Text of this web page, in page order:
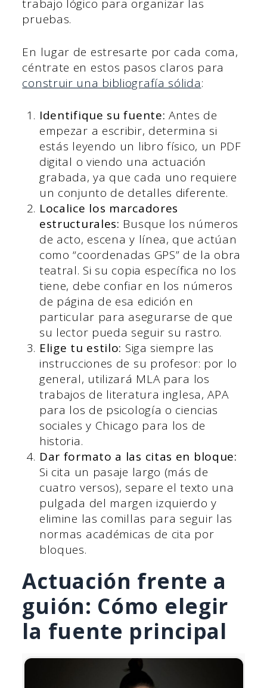
trabajo lógico para organizar las
pruebas.
En lugar de estresarte por cada coma,
céntrate en estos pasos claros para
construir una bibliografía sólida:
Identifique su fuente: Antes de
empezar a escribir, determina si
estás leyendo un libro físico, un PDF
digital o viendo una actuación
grabada, ya que cada uno requiere
un conjunto de detalles diferente.
Localice los marcadores
estructurales: Busque los números
de acto, escena y línea, que actúan
como “coordenadas GPS” de la obra
teatral. Si su copia específica no los
tiene, debe confiar en los números
de página de esa edición en
particular para asegurarse de que
su lector pueda seguir su rastro.
Elige tu estilo: Siga siempre las
instrucciones de su profesor: por lo
general, utilizará MLA para los
trabajos de literatura inglesa, APA
para los de psicología o ciencias
sociales y Chicago para los de
historia.
Dar formato a las citas en bloque:
Si cita un pasaje largo (más de
cuatro versos), separe el texto una
pulgada del margen izquierdo y
elimine las comillas para seguir las
normas académicas de cita por
bloques.
Actuación frente a
guión: Cómo elegir
la fuente principal